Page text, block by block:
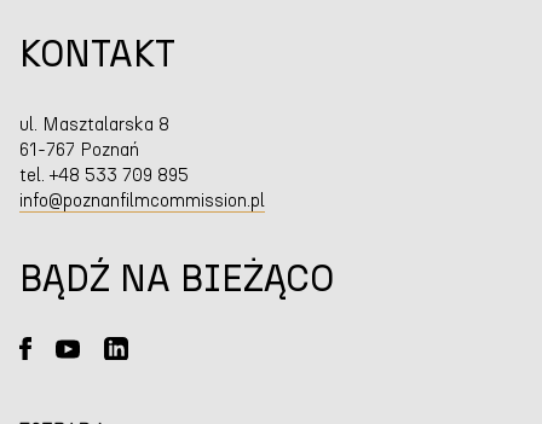
KONTAKT
ul. Masztalarska 8
61-767 Poznań
tel. +48 533 709 895
info@poznanfilmcommission.pl
BĄDŹ NA BIEŻĄCO